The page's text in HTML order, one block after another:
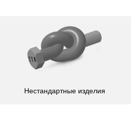
Нестандартные изделия